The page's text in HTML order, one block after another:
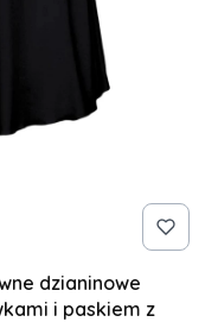
dzianinowe
i paskiem z